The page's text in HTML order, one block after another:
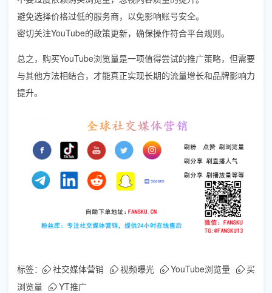
避免选择价格过低的服务商，以免影响账号安全。
密切关注YouTube的政策更新，确保操作符合平台规则。
总之，购买YouTube浏览量是一项值得尝试的推广策略，但需要
与其他方法相结合，才能真正实现长期的流量增长和品牌影响力
提升。
标签： 社交媒体营销 视频曝光 YouTube浏览量
买
浏览量
YT推广